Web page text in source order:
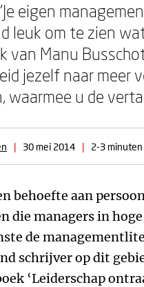
eigen
leuk om te zien
van Manu
jezelf naar meer
waarmee u de
| 30 mei 2014 | 2-3
behoefte aan
die managers in
de
schrijver op dit
‘Leiderschap